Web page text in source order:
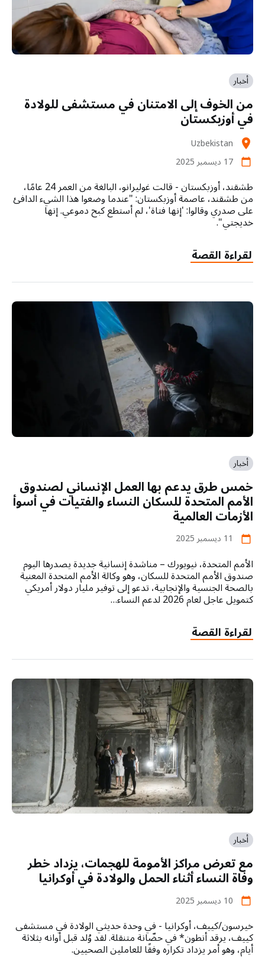
أخبار
من الخوف إلى الامتنان في مستشفى للولادة
في أوزبكستان
location_on
Uzbekistan
calendar_today 17 ديسمبر 2025
طشقند، أوزبكستان - قالت غوليرانو، البالغة من العمر 24 عامًا،
من طشقند، عاصمة أوزبكستان: "عندما وضعوا هذا الشيء الدافئ
على صدري وقالوا: 'إنها فتاة'، لم أستطع كبح دموعي. إنها
خديجتي".
لقراءة القصة
أخبار
خمس طرق يدعم بها العمل الإنساني لصندوق
الأمم المتحدة للسكان النساء والفتيات في أسوأ
الأزمات العالمية
calendar_today 11 ديسمبر 2025
الأمم المتحدة، نيويورك – مناشدة إنسانية جديدة يصدرها اليوم
صندوق الأمم المتحدة للسكان، وهو وكالة الأمم المتحدة المعنية
بالصحة الجنسية والإنجابية، تدعو إلى توفير مليار دولار أمريكي
كتمويل عاجل لعام 2026 لدعم النساء…
لقراءة القصة
أخبار
مع تعرض مراكز الأمومة للهجمات، يزداد خطر
وفاة النساء أثناء الحمل والولادة في أوكرانيا
calendar_today 10 ديسمبر 2025
خيرسون/كييف، أوكرانيا - في وحدة حديثي الولادة في مستشفى
كييف، يرقد أنطون* في حضّانة متنقلة. لقد وُلد قبل أوانه بثلاثة
أيام، وهو أمر يزداد تكراره وفقًا للعاملين الصحيين.